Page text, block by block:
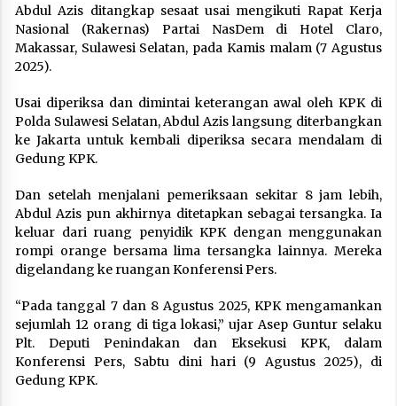
Abdul Azis ditangkap sesaat usai mengikuti Rapat Kerja
Nasional (Rakernas) Partai NasDem di Hotel Claro,
Makassar, Sulawesi Selatan, pada Kamis malam (7 Agustus
2025).
Usai diperiksa dan dimintai keterangan awal oleh KPK di
Polda Sulawesi Selatan, Abdul Azis langsung diterbangkan
ke Jakarta untuk kembali diperiksa secara mendalam di
Gedung KPK.
Dan setelah menjalani pemeriksaan sekitar 8 jam lebih,
Abdul Azis pun akhirnya ditetapkan sebagai tersangka. Ia
keluar dari ruang penyidik KPK dengan menggunakan
rompi orange bersama lima tersangka lainnya. Mereka
digelandang ke ruangan Konferensi Pers.
“Pada tanggal 7 dan 8 Agustus 2025, KPK mengamankan
sejumlah 12 orang di tiga lokasi,” ujar Asep Guntur selaku
Plt. Deputi Penindakan dan Eksekusi KPK, dalam
Konferensi Pers, Sabtu dini hari (9 Agustus 2025), di
Gedung KPK.